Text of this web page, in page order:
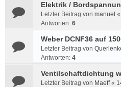
Elektrik /
Letzter Beitrag von manuel «
Antworten: 6
Weber DCNF36 auf
Letzter Beitrag von
Antworten: 4
Ventilschaftdichtung
Letzter Beitrag von Maeff«